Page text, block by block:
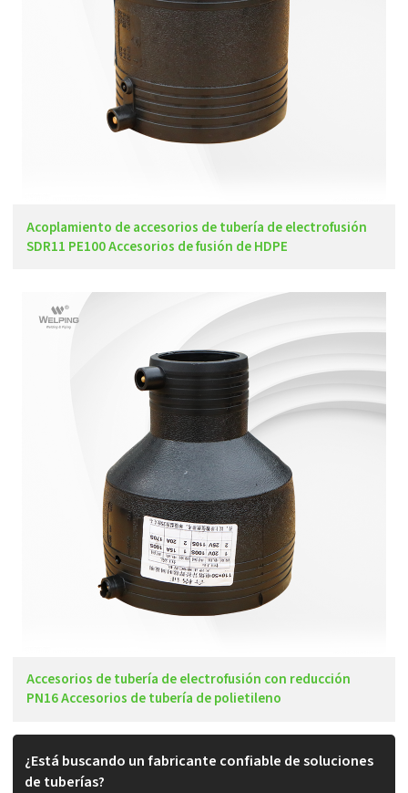
Acoplamiento de accesorios de tubería de electrofusión
SDR11 PE100 Accesorios de fusión de HDPE
Accesorios de tubería de electrofusión con reducción
PN16 Accesorios de tubería de polietileno
¿Está buscando un fabricante confiable de soluciones
de tuberías?